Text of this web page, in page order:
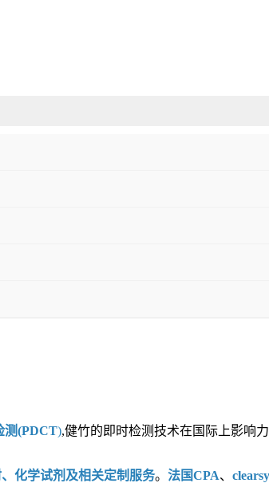
测(PDCT),健竹的即时检测技术在国际上影响力
化学试剂及相关定制服务。 法国CPA、